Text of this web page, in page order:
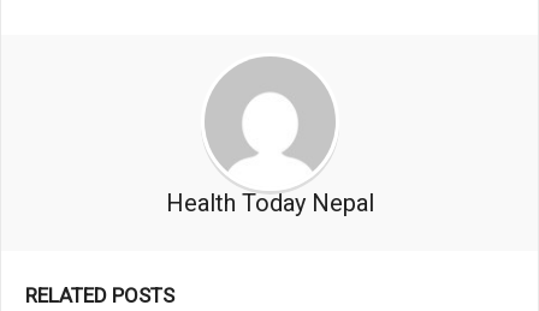
Health Today Nepal
RELATED POSTS